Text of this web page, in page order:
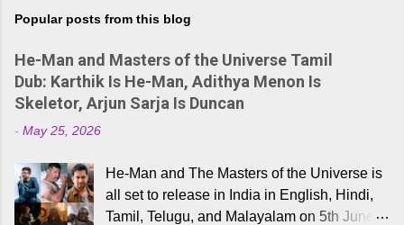
Popular posts from this blog
He-Man and Masters of the Universe Tamil
Dub: Karthik Is He-Man, Adithya Menon Is
Skeletor, Arjun Sarja Is Duncan
- May 25, 2026
He-Man and The Masters of the Universe is
all set to release in India in English, Hindi,
Tamil, Telugu, and Malayalam on 5th June,